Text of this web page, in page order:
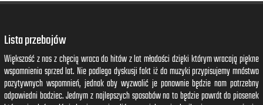
Lista przebojów
Większość z nas z chęcią wraca do hitów z lat młodości dzięki którym wracają piękne
wspomnienia sprzed lat. Nie podlega dyskusji fakt iż do muzyki przypisujemy mnóstwo
pozytywnych wspomnień, jednak aby wyzwolić je ponownie będzie nam potrzebny
odpowiedni bodziec. Jednym z najlepszych sposobów na to będzie powrót do piosenek